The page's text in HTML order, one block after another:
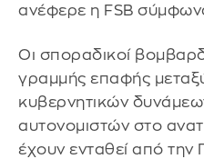
ανέφερε η FSB
Οι σποραδικοί
γραμμής επαφής
κυβερνητικών
αυτονομιστών στο
έχουν ενταθεί από την